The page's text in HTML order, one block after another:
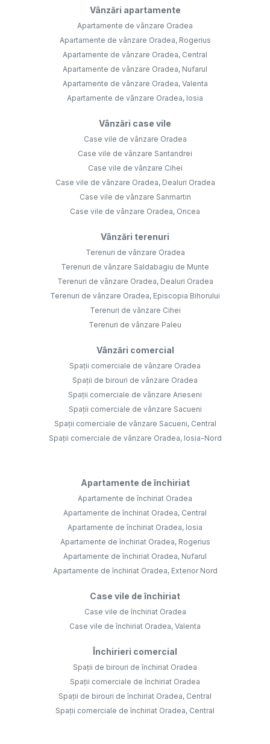
Vânzări apartamente
Apartamente de vânzare Oradea
Apartamente de vânzare Oradea, Rogerius
Apartamente de vânzare Oradea, Central
Apartamente de vânzare Oradea, Nufarul
Apartamente de vânzare Oradea, Valenta
Apartamente de vânzare Oradea, Iosia
Vânzări case vile
Case vile de vânzare Oradea
Case vile de vânzare Santandrei
Case vile de vânzare Cihei
Case vile de vânzare Oradea, Dealuri Oradea
Case vile de vânzare Sanmartin
Case vile de vânzare Oradea, Oncea
Vânzări terenuri
Terenuri de vânzare Oradea
Terenuri de vânzare Saldabagiu de Munte
Terenuri de vânzare Oradea, Dealuri Oradea
Terenuri de vânzare Oradea, Episcopia Bihorului
Terenuri de vânzare Cihei
Terenuri de vânzare Paleu
Vânzări comercial
Spații comerciale de vânzare Oradea
Spații de birouri de vânzare Oradea
Spații comerciale de vânzare Arieseni
Spații comerciale de vânzare Sacueni
Spații comerciale de vânzare Sacueni, Central
Spații comerciale de vânzare Oradea, Iosia-Nord
Apartamente de închiriat
Apartamente de închiriat Oradea
Apartamente de închiriat Oradea, Central
Apartamente de închiriat Oradea, Iosia
Apartamente de închiriat Oradea, Rogerius
Apartamente de închiriat Oradea, Nufarul
Apartamente de închiriat Oradea, Exterior Nord
Case vile de închiriat
Case vile de închiriat Oradea
Case vile de închiriat Oradea, Valenta
Închirieri comercial
Spații de birouri de închiriat Oradea
Spații comerciale de închiriat Oradea
Spații de birouri de închiriat Oradea, Central
Spații comerciale de închiriat Oradea, Central